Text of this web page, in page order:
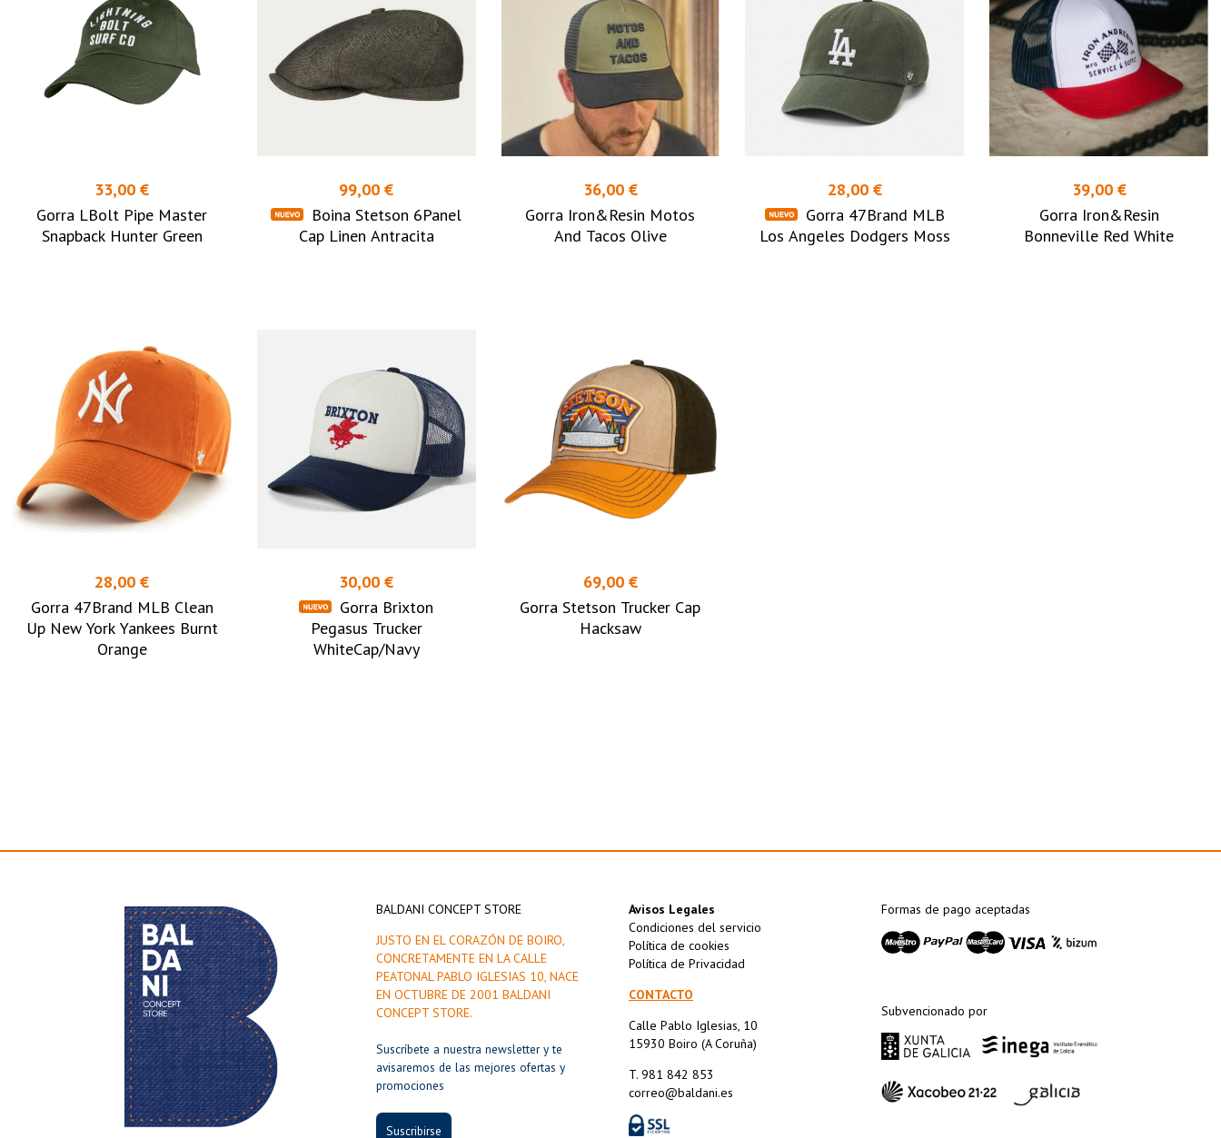
33,00 €
Gorra LBolt Pipe Master
Snapback Hunter Green
99,00 €
Boina Stetson 6Panel
Cap Linen Antracita
36,00 €
Gorra Iron&Resin Motos
And Tacos Olive
28,00 €
Gorra 47Brand MLB
Los Angeles Dodgers Moss
39,00 €
Gorra Iron&Resin
Bonneville Red White
28,00 €
Gorra 47Brand MLB Clean
Up New York Yankees Burnt
Orange
30,00 €
Gorra Brixton
Pegasus Trucker
WhiteCap/Navy
69,00 €
Gorra Stetson Trucker Cap
Hacksaw
BALDANI CONCEPT STORE
JUSTO EN EL CORAZÓN DE BOIRO,
CONCRETAMENTE EN LA CALLE
PEATONAL PABLO IGLESIAS 10, NACE
EN OCTUBRE DE 2001 BALDANI
CONCEPT STORE.
Suscríbete a nuestra newsletter y te
avisaremos de las mejores ofertas y
promociones
Suscribirse
Avisos Legales
Condiciones del servicio
Política de cookies
Política de Privacidad
CONTACTO
Calle Pablo Iglesias, 10
15930 Boiro (A Coruña)
T. 981 842 853
correo@baldani.es
Formas de pago aceptadas
Subvencionado por